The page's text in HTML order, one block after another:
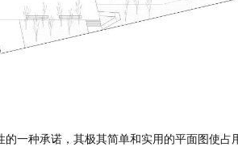
的一种承诺，其极其简单和实用的平面图使占